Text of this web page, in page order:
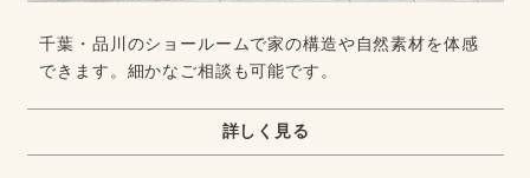
千葉・品川のショールームで家の構造や自然素材を体感
できます。細かなご相談も可能です。
詳しく見る